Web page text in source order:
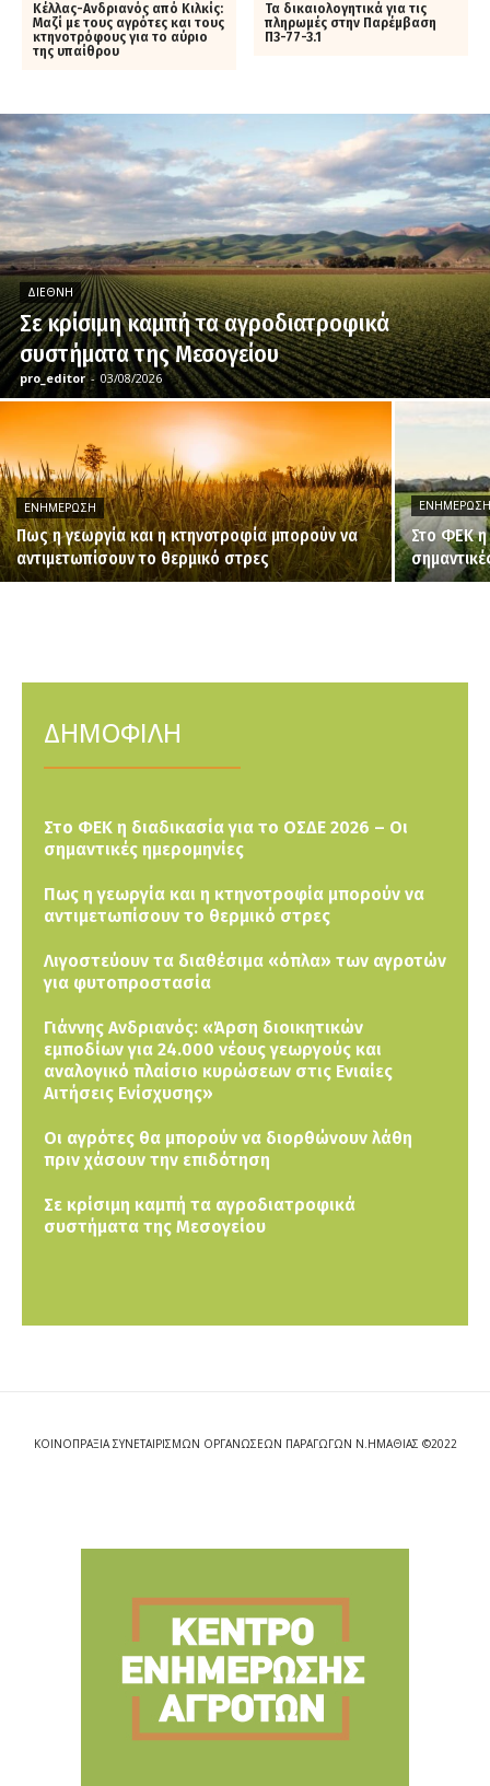
Κέλλας-Ανδριανός από Κιλκίς:
Μαζί με τους αγρότες και τους
κτηνοτρόφους για το αύριο
της υπαίθρου
Τα δικαιολογητικά για τις
πληρωμές στην Παρέμβαση
Π3-77-3.1
ΔΙΕΘΝΉ
Σε κρίσιμη καμπή τα αγροδιατροφικά
συστήματα της Μεσογείου
pro_editor - 03/08/2026
ΕΝΗΜΈΡΩΣΗ
Πως η γεωργία και η κτηνοτροφία μπορούν να
αντιμετωπίσουν το θερμικό στρες
Στο ΦΕΚ η
ΔΗΜΟΦΙΛΗ
Στο ΦΕΚ η διαδικασία για το ΟΣΔΕ 2026 – Οι
σημαντικές ημερομηνίες
Πως η γεωργία και η κτηνοτροφία μπορούν να
αντιμετωπίσουν το θερμικό στρες
Λιγοστεύουν τα διαθέσιμα «όπλα» των αγροτών
για φυτοπροστασία
Γιάννης Ανδριανός: «Άρση διοικητικών
εμποδίων για 24.000 νέους γεωργούς και
αναλογικό πλαίσιο κυρώσεων στις Ενιαίες
Αιτήσεις Ενίσχυσης»
Οι αγρότες θα μπορούν να διορθώνουν λάθη
πριν χάσουν την επιδότηση
Σε κρίσιμη καμπή τα αγροδιατροφικά
συστήματα της Μεσογείου
ΚΟΙΝΟΠΡΑΞΙΑ ΣΥΝΕΤΑΙΡΙΣΜΩΝ ΟΡΓΑΝΩΣΕΩΝ ΠΑΡΑΓΩΓΩΝ Ν.ΗΜΑΘΙΑΣ ©2022